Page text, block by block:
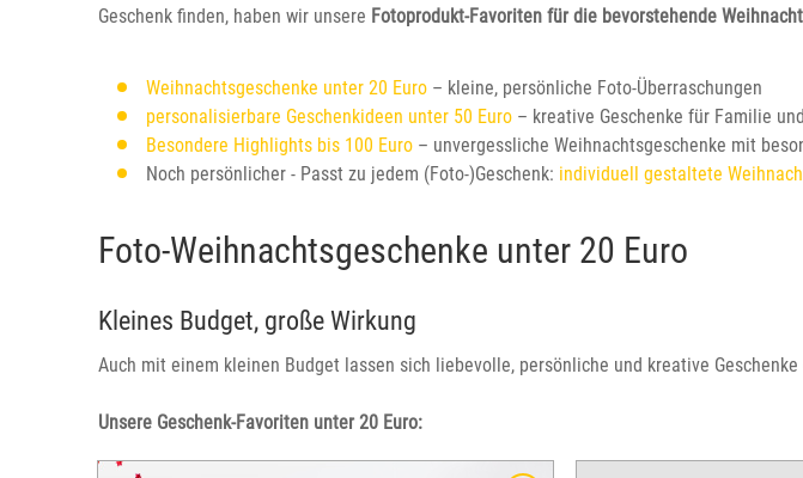
Geschenk finden, haben wir unsere Fotoprodukt-Favoriten für die bevorstehende
Weihnachtsgeschenke unter 20 Euro – kleine, persönliche Foto-Überraschungen
personalisierbare Geschenkideen unter 50 Euro – kreative Geschenke für Familie
Besondere Highlights bis 100 Euro – unvergessliche Weihnachtsgeschenke mit
Noch persönlicher - Passt zu jedem (Foto-)Geschenk: individuell gestaltete
Foto-Weihnachtsgeschenke unter 20 Euro
Kleines Budget, große Wirkung
Auch mit einem kleinen Budget lassen sich liebevolle, persönliche und kreative
Unsere Geschenk-Favoriten unter 20 Euro: